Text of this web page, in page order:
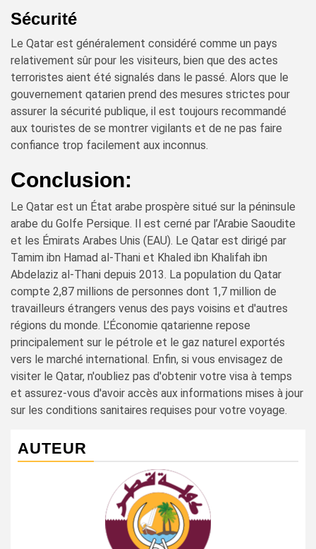
Sécurité
Le Qatar est généralement considéré comme un pays
relativement sûr pour les visiteurs, bien que des actes
terroristes aient été signalés dans le passé. Alors que le
gouvernement qatarien prend des mesures strictes pour
assurer la sécurité publique, il est toujours recommandé
aux touristes de se montrer vigilants et de ne pas faire
confiance trop facilement aux inconnus.
Conclusion:
Le Qatar est un État arabe prospère situé sur la péninsule
arabe du Golfe Persique. Il est cerné par l’Arabie Saoudite
et les Émirats Arabes Unis (EAU). Le Qatar est dirigé par
Tamim ibn Hamad al-Thani et Khaled ibn Khalifah ibn
Abdelaziz al-Thani depuis 2013. La population du Qatar
compte 2,87 millions de personnes dont 1,7 million de
travailleurs étrangers venus des pays voisins et d'autres
régions du monde. L’Économie qatarienne repose
principalement sur le pétrole et le gaz naturel exportés
vers le marché international. Enfin, si vous envisagez de
visiter le Qatar, n'oubliez pas d'obtenir votre visa à temps
et assurez-vous d'avoir accès aux informations mises à jour
sur les conditions sanitaires requises pour votre voyage.
AUTEUR